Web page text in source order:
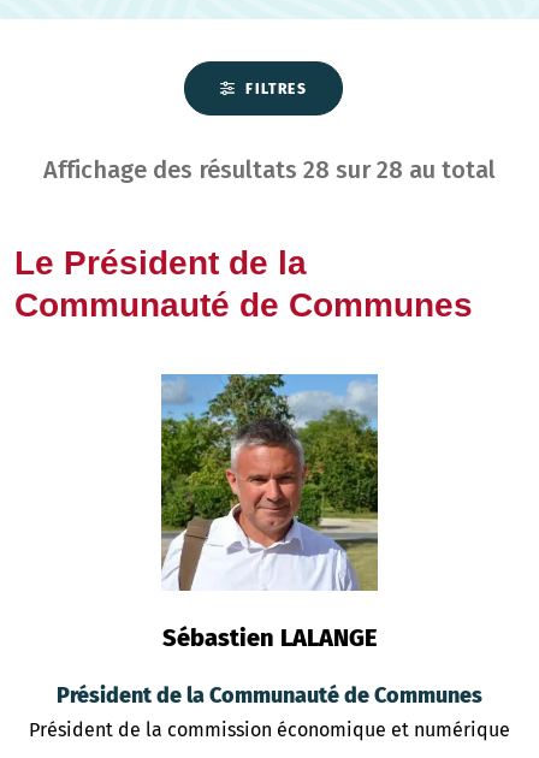
FILTRES
Affichage des résultats 28 sur28 au total
Le Président de la
Communauté de Communes
Sébastien LALANGE
Président de la Communauté de Communes
Président de la commission économique et numérique